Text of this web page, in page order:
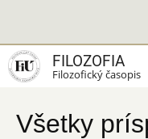
hlavný
obsah
FILOZOFIA
Filozofický časopis
Všetky